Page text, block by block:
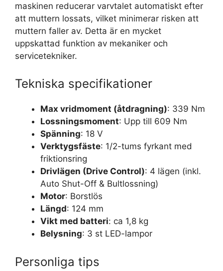
maskinen reducerar varvtalet automatiskt efter
att muttern lossats, vilket minimerar risken att
muttern faller av. Detta är en mycket
uppskattad funktion av mekaniker och
servicetekniker.
Tekniska specifikationer
Max vridmoment (åtdragning): 339 Nm
Lossningsmoment: Upp till 609 Nm
Spänning: 18 V
Verktygsfäste: 1/2-tums fyrkant med
friktionsring
Drivlägen (Drive Control): 4 lägen (inkl.
Auto Shut-Off & Bultlossning)
Motor: Borstlös
Längd: 124 mm
Vikt med batteri: ca 1,8 kg
Belysning: 3 st LED-lampor
Personliga tips